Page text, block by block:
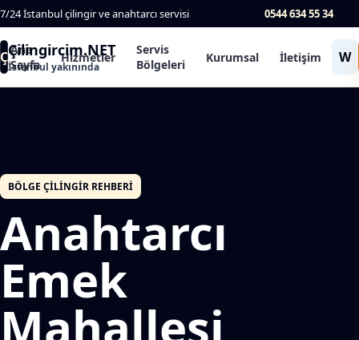
7/24 İstanbul çilingir ve anahtarcı servisi 0544 634 55 34
ÇÇilingircim.NET
İstanbul yakınında
Ana
Sayfa
Hizmetler
Servis
Bölgeleri
Kurumsal İletişim W
BÖLGE ÇILINGIR REHBERI
Anahtarcı
Emek
Mahallesi